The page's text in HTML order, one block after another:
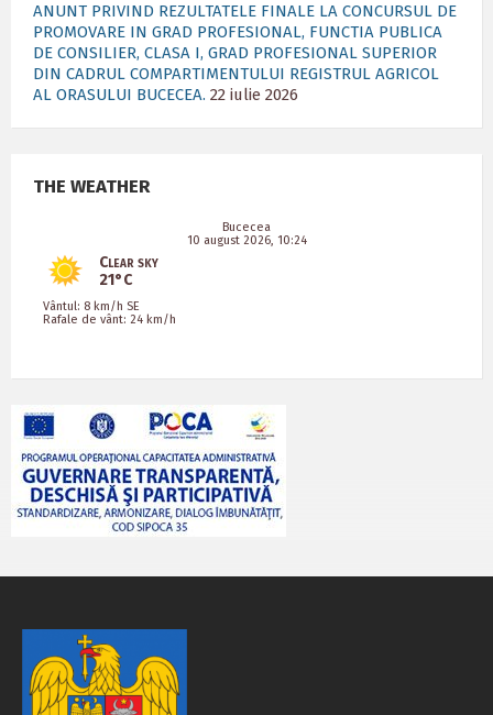
ANUNT PRIVIND REZULTATELE FINALE LA CONCURSUL DE
PROMOVARE IN GRAD PROFESIONAL, FUNCTIA PUBLICA
DE CONSILIER, CLASA I, GRAD PROFESIONAL SUPERIOR
DIN CADRUL COMPARTIMENTULUI REGISTRUL AGRICOL
AL ORASULUI BUCECEA. 22 iulie 2026
THE WEATHER
Bucecea
10 august 2026, 10:24
Clear sky
21°C
Vântul: 8 km/h SE
Rafale de vânt: 24 km/h